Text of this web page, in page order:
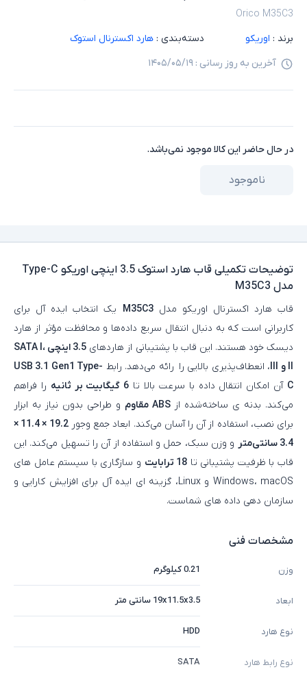
Orico M35C3
برند : اوریکو دسته‌بندی : هارد اکسترنال استوک
آخرین به روز رسانی : ۱۴۰۵/۰۵/۱۹
در حال حاضر این کالا موجود نمی‌باشد.
ناموجود
توضیحات تکمیلی
قاب هارد استوک 3.5 اینچی اوریکو Type-C
مدل M35C3
قاب هارد اکسترنال اوریکو مدلM35C3 یک انتخاب ایده‌ آل برای
کاربرانی است که به دنبال انتقال سریع داده‌ها و محافظت مؤثر از هارد
دیسک خود هستند. این قاب با پشتیبانی از هاردهای
3.5 اینچی SATA I،
II و III
، انعطاف‌پذیری بالایی را ارائه می‌دهد. رابط USB 3.1 Gen1 Type-
C آن امکان انتقال داده با سرعت بالا تا 6 گیگابیت بر ثانیه
را فراهم
می‌کند. بدنه‌ ی ساخته‌شده از ABS مقاوم
و طراحی بدون نیاز به ابزار
برای نصب، استفاده از آن را آسان می‌کند. ابعاد جمع‌ وجور
19.2 × 11.4 ×
3.4 سانتی‌متر
و وزن سبک، حمل و استفاده از آن را تسهیل می‌کند. این
قاب با ظرفیت پشتیبانی تا 18 ترابایت
و سازگاری با سیستم‌ عامل‌ های
Windows، macOS و Linux، گزینه‌ ای ایده‌ آل برای افزایش کارایی و
سازمان‌ دهی داده‌ های شماست.
مشخصات فنی
وزن 0.21 کیلوگرم
ابعاد 19x11.5x3.5 سانتی متر
نوع هارد HDD
نوع رابط هارد SATA